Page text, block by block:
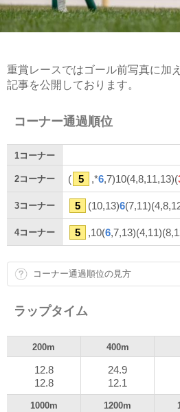
重賞レースではゴール前写真に加
記事を公開しております。
コーナー通過順位
1コーナー
2コーナー ( 5 ,*6,7)10(4,8,11,13)(
3コーナー 5 (10,13)6
4コーナー 5 ,10(6
コーナー通過順位の見方
ラップタイム
200m 400m
12.8
12.8
24.9
12.1
1000m 1200m